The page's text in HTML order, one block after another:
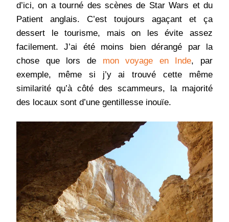
d’ici, on a tourné des scènes de Star Wars et du
Patient anglais. C’est toujours agaçant et ça
dessert le tourisme, mais on les évite assez
facilement. J’ai été moins bien dérangé par la
chose que lors de mon voyage en Inde, par
exemple, même si j’y ai trouvé cette même
similarité qu’à côté des scammeurs, la majorité
des locaux sont d’une gentillesse inouïe.